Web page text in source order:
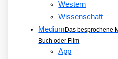
Western
Wissenschaft
MediumDas besprochene
Buch oder Film
App